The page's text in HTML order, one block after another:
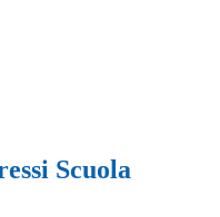
Scuola